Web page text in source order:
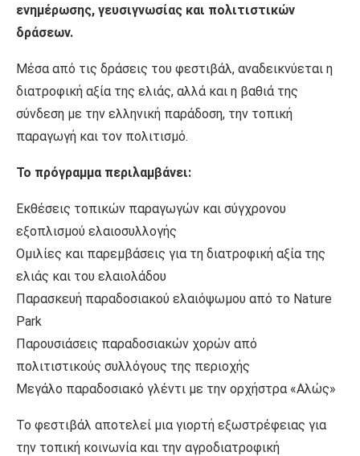
ενημέρωσης, γευσιγνωσίας και πολιτιστικών
δράσεων.
Μέσα από τις δράσεις του φεστιβάλ, αναδεικνύεται η
διατροφική αξία της ελιάς, αλλά και η βαθιά της
σύνδεση με την ελληνική παράδοση, την τοπική
παραγωγή και τον πολιτισμό.
Το πρόγραμμα περιλαμβάνει:
Εκθέσεις τοπικών παραγωγών και σύγχρονου
εξοπλισμού ελαιοσυλλογής
Ομιλίες και παρεμβάσεις για τη διατροφική αξία της
ελιάς και του ελαιολάδου
Παρασκευή παραδοσιακού ελαιόψωμου από το Nature
Park
Παρουσιάσεις παραδοσιακών χορών από
πολιτιστικούς συλλόγους της περιοχής
Μεγάλο παραδοσιακό γλέντι με την ορχήστρα «Αλώς»
Το φεστιβάλ αποτελεί μια γιορτή εξωστρέφειας για
την τοπική κοινωνία και την αγροδιατροφική